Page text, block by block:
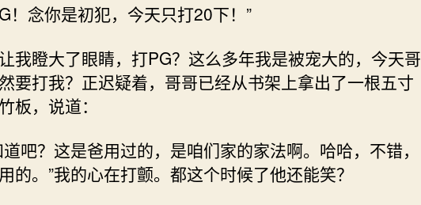
！念你是初犯，今天只打20下！”
我瞪大了眼睛，打PG？这么多年我是被宠大的，今天哥
要打我？正迟疑着，哥哥已经从书架上拿出了一根五寸
板，说道：
道吧？这是爸用过的，是咱们家的家法啊。哈哈，不错，
的。”我的心在打颤。都这个时候了他还能笑？